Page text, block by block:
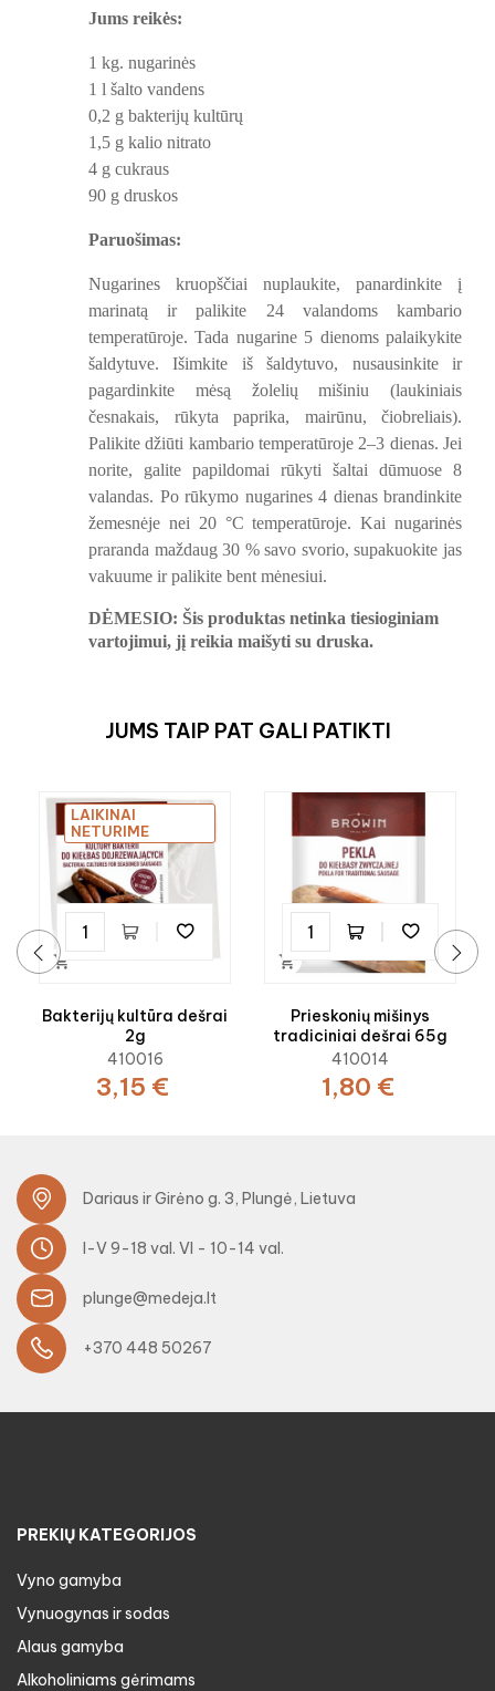
Jums reikės:
1 kg. nugarinės
1 l šalto vandens
0,2 g bakterijų kultūrų
1,5 g kalio nitrato
4 g cukraus
90 g druskos
Paruošimas:
Nugarines kruopščiai nuplaukite, panardinkite į
marinatą ir palikite 24 valandoms kambario
temperatūroje. Tada nugarine 5 dienoms palaikykite
šaldytuve. Išimkite iš šaldytuvo, nusausinkite ir
pagardinkite mėsą žolelių mišiniu (laukiniais
česnakais, rūkyta paprika, mairūnu, čiobreliais).
Palikite džiūti kambario temperatūroje 2–3 dienas. Jei
norite, galite papildomai rūkyti šaltai dūmuose 8
valandas. Po rūkymo nugarines 4 dienas brandinkite
žemesnėje nei 20 °C temperatūroje. Kai nugarinės
praranda maždaug 30 % savo svorio, supakuokite jas
vakuume ir palikite bent mėnesiui.
DĖMESIO: Šis produktas netinka tiesioginiam
vartojimui, jį reikia maišyti su druska.
JUMS TAIP PAT GALI PATIKTI

LAIKINAI
NETURIME
Bakterijų kultūra dešrai
2g
410016
3,15 €

Prieskonių mišinys
tradiciniai dešrai 65g
410014
1,80 €
Dariaus ir Girėno g. 3, Plungė, Lietuva
I-V 9-18 val. VI - 10-14 val.
plunge@medeja.lt
+370 448 50267
PREKIŲ KATEGORIJOS
Vyno gamyba
Vynuogynas ir sodas
Alaus gamyba
Alkoholiniams gėrimams